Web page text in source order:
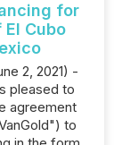
for
Cubo
2, 2021) -
pleased to
agreement
to